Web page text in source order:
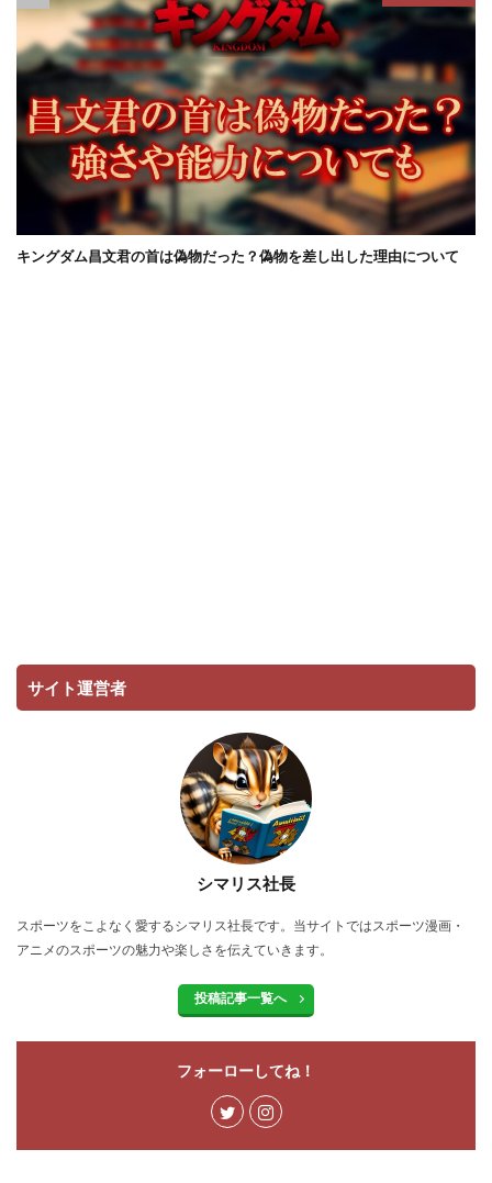
キングダム昌文君の首は偽物だった？偽物を差し出した理由について
サイト運営者
シマリス社長
スポーツをこよなく愛するシマリス社長です。当サイトではスポーツ漫画・
アニメのスポーツの魅力や楽しさを伝えていきます。
投稿記事一覧へ
フォーローしてね！